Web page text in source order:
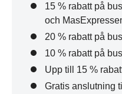
15 % rabatt på
och
20 % rabatt på
10 % rabatt på
Upp till 15 %
Gratis anslutning